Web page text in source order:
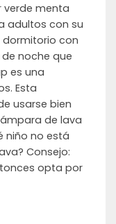
verde menta
adultos con su
dormitorio con
noche que
es una
Esta
usarse bien
de lava
niño no está
Consejo:
opta por